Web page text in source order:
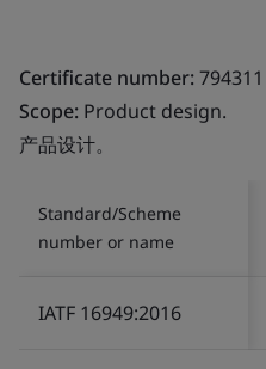
Certificate number:794311
Scope: Product design.
产品设计。
Standard/Scheme
number or name
IATF 16949:2016